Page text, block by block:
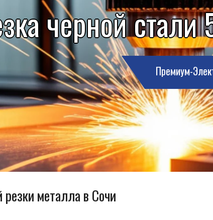
черной
Премиум-
резки металла в Сочи